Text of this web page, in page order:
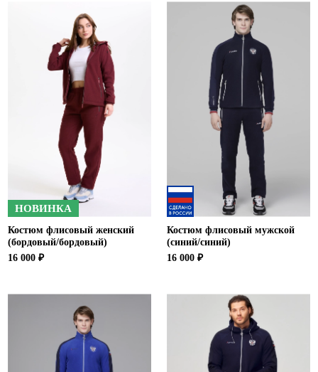
НОВИНКА
Костюм флисовый женский
(бордовый/бордовый)
16 000 ₽
Костюм флисовый мужской
(синий/синий)
16 000 ₽